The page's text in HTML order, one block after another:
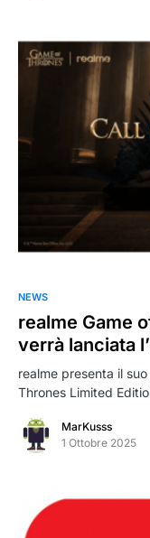
NEWS
realme Game
verrà lanciata
realme presenta il
Thrones Limited
MarKusss
1 Ottobre 2025